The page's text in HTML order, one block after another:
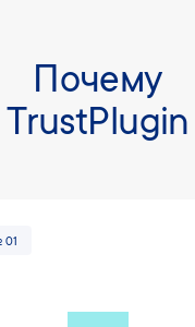
Почему
TrustPlugin
01